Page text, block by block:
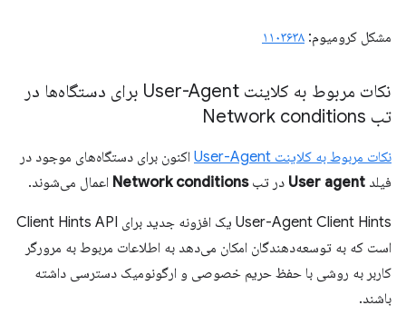
مشکل کرومیوم: ۱۱۰۳۶۳۸
نکات مربوط به کلاینت User-Agent برای دستگاه‌ها در
تب Network conditions
نکات مربوط به کلاینت User-Agent
اکنون برای دستگاه‌های موجود در
فیلد User agent در تبNetwork conditions اعمال می‌شوند.
User-Agent Client Hints یک افزونه جدید برای Client Hints API
است که به توسعه‌دهندگان امکان می‌دهد به اطلاعات مربوط به مرورگر
کاربر به روشی با حفظ حریم خصوصی و ارگونومیک دسترسی داشته
باشند.